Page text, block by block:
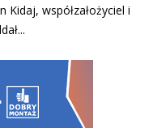
Kidaj, współzałożyciel i